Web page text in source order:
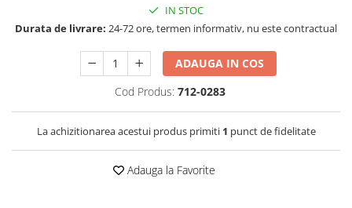
Convertoare de tensiune
Sisteme de stocare energie
LiFePO4
Pachete complete stocare energie
IN STOC
Durata de livrare: 24-72 ore, termen informativ, nu este contractual
ADAUGA IN COS
Cod Produs: 712-0283
La achizitionarea acestui produs primiti 1 punct de fidelitate
Adauga la Favorite